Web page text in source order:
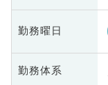
勤務曜日
勤務体系